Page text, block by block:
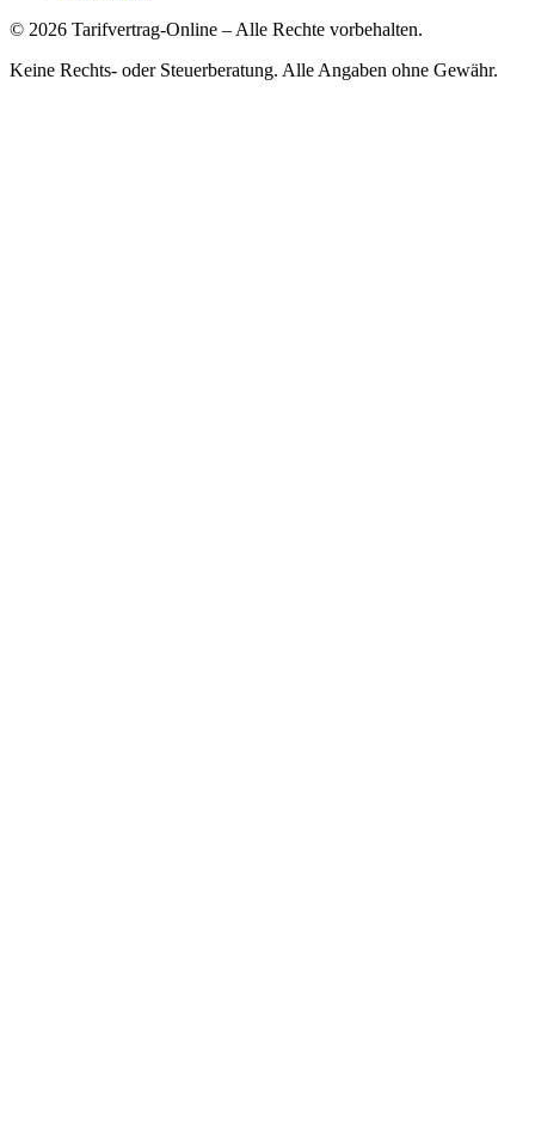
© 2026 Tarifvertrag-Online – Alle Rechte vorbehalten.
Keine Rechts- oder Steuerberatung. Alle Angaben ohne Gewähr.